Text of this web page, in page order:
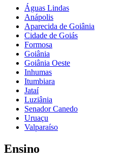
Águas Lindas
Anápolis
Aparecida de Goiânia
Cidade de Goiás
Formosa
Goiânia
Goiânia Oeste
Inhumas
Itumbiara
Jataí
Luziânia
Senador Canedo
Uruaçu
Valparaíso
Ensino